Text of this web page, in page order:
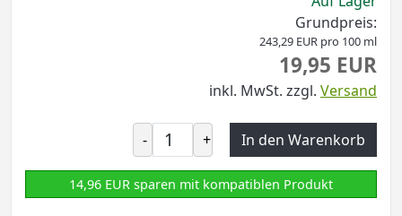
Grundpreis:
243,29 EUR pro 100 ml
19,95 EUR
inkl. MwSt. zzgl. Versand
- + In den Warenkorb
14,96 EUR sparen mit kompatiblen Produkt